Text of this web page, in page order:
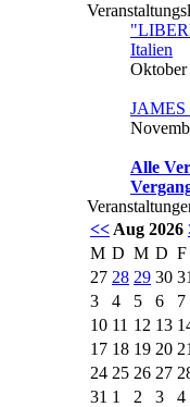
Italien
JAMES
Alle
<< Aug 2026
M D M D F
27 28 29 30 31
3
4 5 6 7
10 11 12 13
17 18 19 20 21
24 25 26 27
31 1 2 3 4